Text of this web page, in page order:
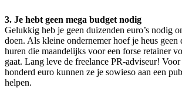
3. Je hebt geen mega budget nodig
Gelukkig heb je geen duizenden euro’s nodig
doen. Als kleine ondernemer hoef je heus geen
huren die maandelijks voor een forse retainer
gaat. Lang leve de freelance PR-adviseur!
honderd euro kunnen ze je sowieso aan een
helpen.